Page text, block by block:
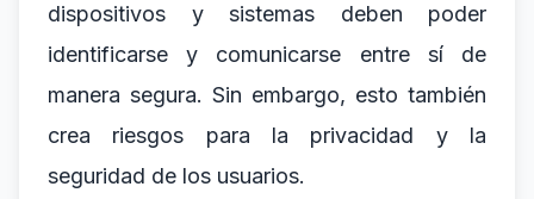
dispositivos y sistemas deben poder
identificarse y comunicarse entre sí de
manera segura. Sin embargo, esto también
crea riesgos para la privacidad y la
seguridad de los usuarios.